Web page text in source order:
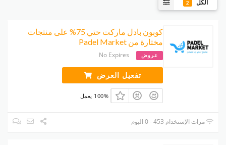
الكل 2
كوبون بادل ماركت حتي 75% على منتجات
مختارة من Padel Market
عروض No Expires
تفعيل العرض
100% يعمل
مرات الإستخدام 453 - 0 اليوم